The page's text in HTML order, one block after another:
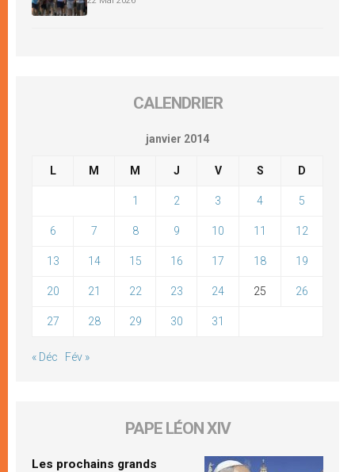
CALENDRIER
janvier 2014
L M M J V S D
1 2 3 4 5
6 7 8 9 10 11 12
13 14 15 16 17 18 19
20 21 22 23 24 25 26
27 28 29 30 31
« Déc Fév »
PAPE LÉON XIV
Les prochains grands